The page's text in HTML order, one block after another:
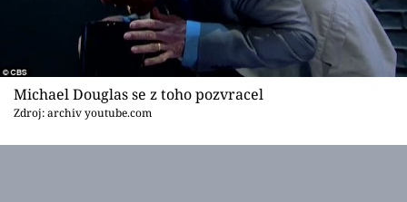
Michael Douglas se z toho pozvracel
Zdroj: archiv youtube.com